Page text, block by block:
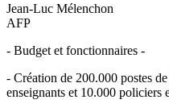
Jean-Luc Mélenchon
AFP
- Budget et fonctionnaires -
- Création de 200.000 postes
enseignants et 10.000 policiers